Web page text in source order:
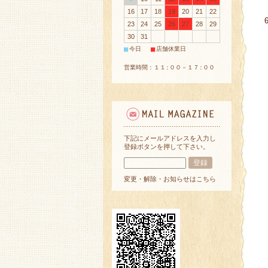
16
17 18 19 20 21
22
23
24 25 26 27 28
29
30
31
■今日 ■ 店舗休業日
営業時間：１１:００－１７:００
下記にメールアドレスを入力し
登録ボタンを押して下さい。
変更・解除・お知らせはこちら